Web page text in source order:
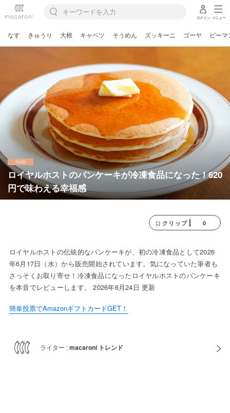
ログイン メニュー
なす きゅうり 大根 キャベツ そうめん ズッキーニ ゴーヤ ピーマ
ロイヤルホストのパンケーキが冷凍食品になった！620
円で味わえる幸福感
クリップ 0
ロイヤルホストの伝統的なパンケーキが、初の冷凍食品として2026
年6月17日（水）から販売開始されています。気になっていた筆者も
さっそくお取り寄せ！冷凍食品になったロイヤルホストのパンケーキ
を本音でレビューします。 2026年6月24日 更新
簡単投票でAmazonギフトカードGET！
ライター :macaroni トレンド